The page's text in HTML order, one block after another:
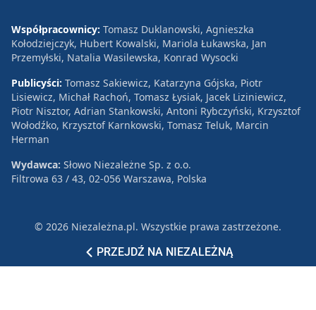
PRZEJDŹ NA NIEZALEŻNĄ
Współpracownicy: Tomasz Duklanowski, Agnieszka
Kołodziejczyk, Hubert Kowalski, Mariola Łukawska, Jan
Przemyłski, Natalia Wasilewska, Konrad Wysocki
Publicyści: Tomasz Sakiewicz, Katarzyna Gójska, Piotr
Lisiewicz, Michał Rachoń, Tomasz Łysiak, Jacek Liziniewicz,
Piotr Nisztor, Adrian Stankowski, Antoni Rybczyński, Krzysztof
Wołodźko, Krzysztof Karnkowski, Tomasz Teluk, Marcin
Herman
Wydawca: Słowo Niezależne Sp. z o.o.
Filtrowa 63 / 43, 02-056 Warszawa, Polska
© 2026 Niezależna.pl. Wszystkie prawa zastrzeżone.
PatronatReklamaPolityka prywatności